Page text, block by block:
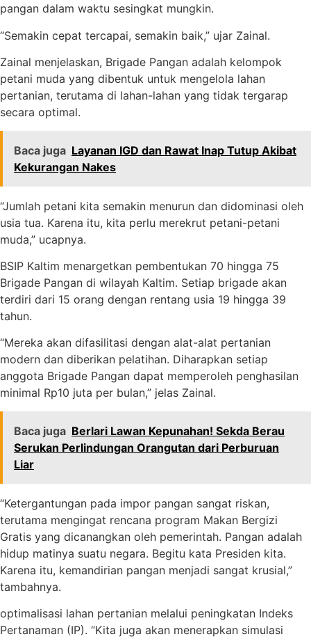
pangan dalam waktu sesingkat mungkin.
“Semakin cepat tercapai, semakin baik,” ujar Zainal.
Zainal menjelaskan, Brigade Pangan adalah kelompok
petani muda yang dibentuk untuk mengelola lahan
pertanian, terutama di lahan-lahan yang tidak tergarap
secara optimal.
Baca juga Layanan IGD dan Rawat Inap Tutup Akibat
Kekurangan Nakes
“Jumlah petani kita semakin menurun dan didominasi oleh
usia tua. Karena itu, kita perlu merekrut petani-petani
muda,” ucapnya.
BSIP Kaltim menargetkan pembentukan 70 hingga 75
Brigade Pangan di wilayah Kaltim. Setiap brigade akan
terdiri dari 15 orang dengan rentang usia 19 hingga 39
tahun.
“Mereka akan difasilitasi dengan alat-alat pertanian
modern dan diberikan pelatihan. Diharapkan setiap
anggota Brigade Pangan dapat memperoleh penghasilan
minimal Rp10 juta per bulan,” jelas Zainal.
Baca juga Berlari Lawan Kepunahan! Sekda Berau
Serukan Perlindungan Orangutan dari Perburuan
Liar
“Ketergantungan pada impor pangan sangat riskan,
terutama mengingat rencana program Makan Bergizi
Gratis yang dicanangkan oleh pemerintah. Pangan adalah
hidup matinya suatu negara. Begitu kata Presiden kita.
Karena itu, kemandirian pangan menjadi sangat krusial,”
tambahnya.
optimalisasi lahan pertanian melalui peningkatan Indeks
Pertanaman (IP). “Kita juga akan menerapkan simulasi